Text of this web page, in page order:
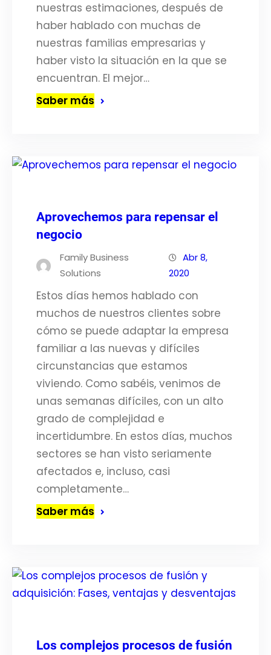
nuestras estimaciones, después de
haber hablado con muchas de
nuestras familias empresarias y
haber visto la situación en la que se
encuentran. El mejor…
Saber más
Aprovechemos para repensar el
negocio
Family Business
Solutions
Abr 8,
2020
Estos días hemos hablado con
muchos de nuestros clientes sobre
cómo se puede adaptar la empresa
familiar a las nuevas y difíciles
circunstancias que estamos
viviendo. Como sabéis, venimos de
unas semanas difíciles, con un alto
grado de complejidad e
incertidumbre. En estos días, muchos
sectores se han visto seriamente
afectados e, incluso, casi
completamente…
Saber más
Los complejos procesos de fusión